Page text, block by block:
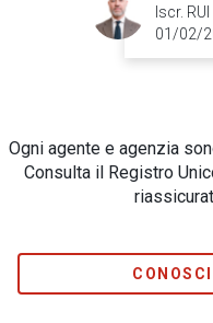
Iscr.
01/02/
Ogni agente e agenzia
Consulta il Registro